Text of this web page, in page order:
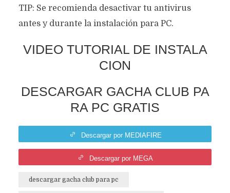
TIP: Se recomienda desactivar tu antivirus
antes y durante la instalación para PC.
VIDEO TUTORIAL DE INSTALA
CION
DESCARGAR GACHA CLUB PA
RA PC GRATIS
Descargar por MEDIAFIRE
Descargar por MEGA
descargar gacha club para pc